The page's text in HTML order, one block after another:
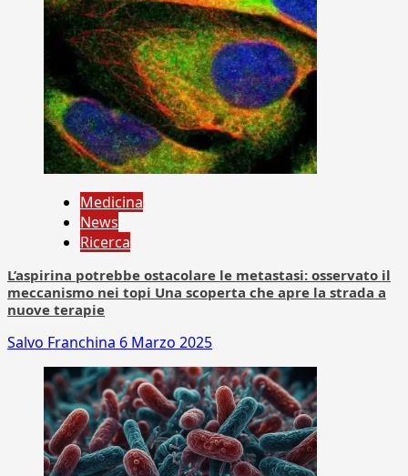
Medicina
News
Ricerca
L’aspirina potrebbe ostacolare le metastasi: osservato il
meccanismo nei topi Una scoperta che apre la strada a
nuove terapie
Salvo Franchina 6 Marzo 2025